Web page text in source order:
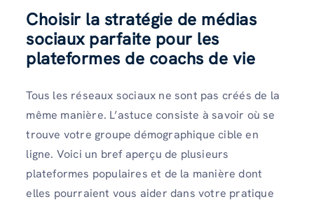
Choisir la stratégie de médias
sociaux parfaite pour les
plateformes de coachs de vie
Tous les réseaux sociaux ne sont pas créés de la
même manière. L’astuce consiste à savoir où se
trouve votre groupe démographique cible en
ligne. Voici un bref aperçu de plusieurs
plateformes populaires et de la manière dont
elles pourraient vous aider dans votre pratique